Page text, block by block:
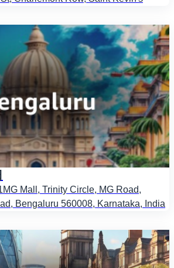
Mall, Trinity Circle, MG Road,
Bengaluru 560008, Karnataka, India